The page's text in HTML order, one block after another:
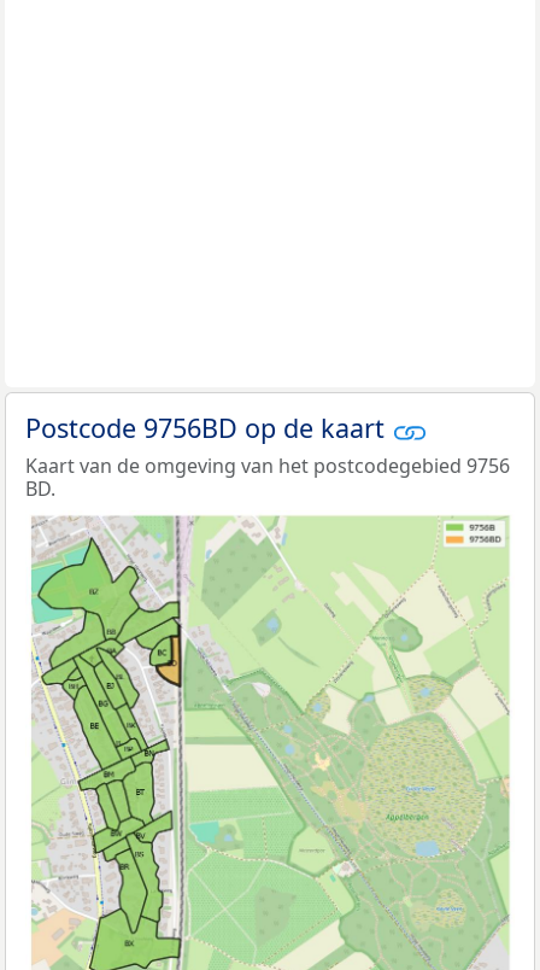
Postcode 9756BD op de kaart
Kaart van de omgeving van het postcodegebied 9756
BD.